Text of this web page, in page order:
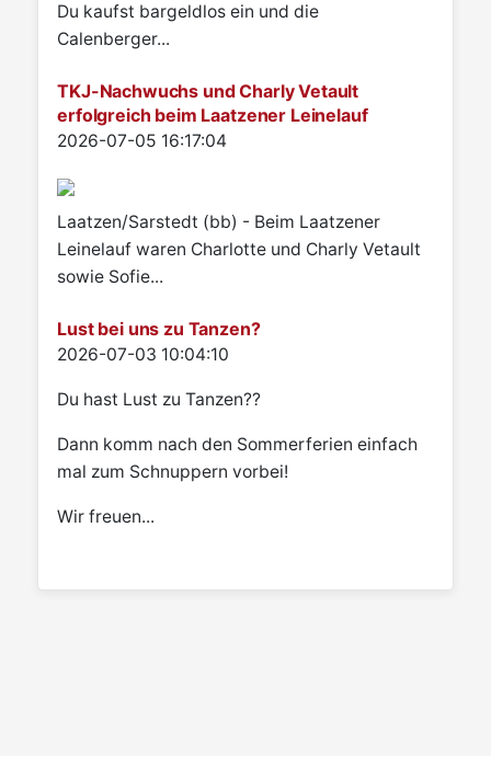
Du kaufst bargeldlos ein und die
Calenberger...
TKJ-Nachwuchs und Charly Vetault
erfolgreich beim Laatzener Leinelauf
Details
2026-07-05 16:17:04
Laatzen/Sarstedt (bb) - Beim Laatzener
Leinelauf waren Charlotte und Charly Vetault
sowie Sofie...
Lust bei uns zu Tanzen?
Details
2026-07-03 10:04:10
Du hast Lust zu Tanzen??
Dann komm nach den Sommerferien einfach
mal zum Schnuppern vorbei!
Wir freuen...